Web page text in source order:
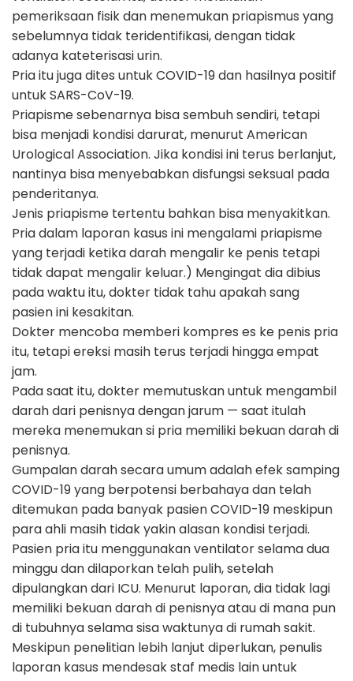
pemeriksaan fisik dan menemukan priapismus yang
sebelumnya tidak teridentifikasi, dengan tidak
adanya kateterisasi urin.
Pria itu juga dites untuk COVID-19 dan hasilnya positif
untuk SARS-CoV-19.
Priapisme sebenarnya bisa sembuh sendiri, tetapi
bisa menjadi kondisi darurat, menurut American
Urological Association. Jika kondisi ini terus berlanjut,
nantinya bisa menyebabkan disfungsi seksual pada
penderitanya.
Jenis priapisme tertentu bahkan bisa menyakitkan.
Pria dalam laporan kasus ini mengalami priapisme
yang terjadi ketika darah mengalir ke penis tetapi
tidak dapat mengalir keluar.) Mengingat dia dibius
pada waktu itu, dokter tidak tahu apakah sang
pasien ini kesakitan.
Dokter mencoba memberi kompres es ke penis pria
itu, tetapi ereksi masih terus terjadi hingga empat
jam.
Pada saat itu, dokter memutuskan untuk mengambil
darah dari penisnya dengan jarum — saat itulah
mereka menemukan si pria memiliki bekuan darah di
penisnya.
Gumpalan darah secara umum adalah efek samping
COVID-19 yang berpotensi berbahaya dan telah
ditemukan pada banyak pasien COVID-19 meskipun
para ahli masih tidak yakin alasan kondisi terjadi.
Pasien pria itu menggunakan ventilator selama dua
minggu dan dilaporkan telah pulih, setelah
dipulangkan dari ICU. Menurut laporan, dia tidak lagi
memiliki bekuan darah di penisnya atau di mana pun
di tubuhnya selama sisa waktunya di rumah sakit.
Meskipun penelitian lebih lanjut diperlukan, penulis
laporan kasus mendesak staf medis lain untuk